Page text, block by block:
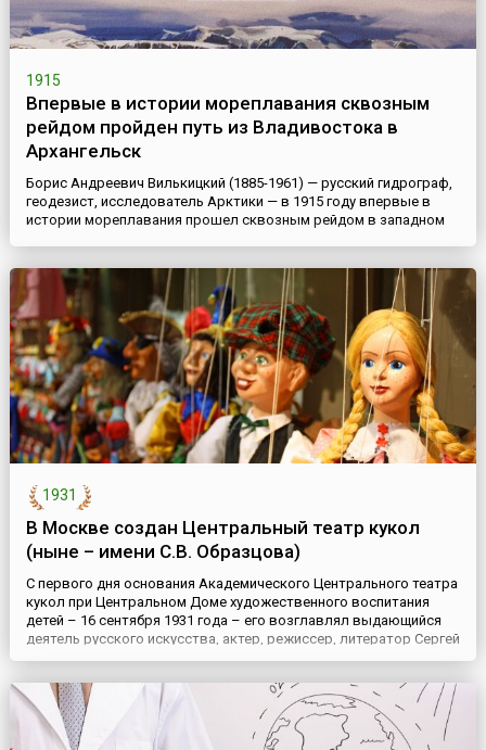
1915
Впервые в истории мореплавания сквозным
рейдом пройден путь из Владивостока в
Архангельск
Борис Андреевич Вилькицкий (1885-1961) — русский гидрограф,
геодезист, исследователь Арктики — в 1915 году впервые в
истории мореплавания прошел сквозным рейдом в западном
морского пути была организована гидрографическая
экспедиция Северного Ледовитого океана (ГЭСЛО). В 1910-1913
годах ...
1931
В Москве создан Центральный театр кукол
(ныне – имени С.В. Образцова)
С первого дня основания Академического Центрального театра
кукол при Центральном Доме художественного воспитания
детей – 16 сентября 1931 года – его возглавлял выдающийся
деятель русского искусства, актер, режиссер, литератор Сергей
Владимирович Образцов. Ни скудность материальных средств,
творческим экспериментам небольшого коллектива из ...